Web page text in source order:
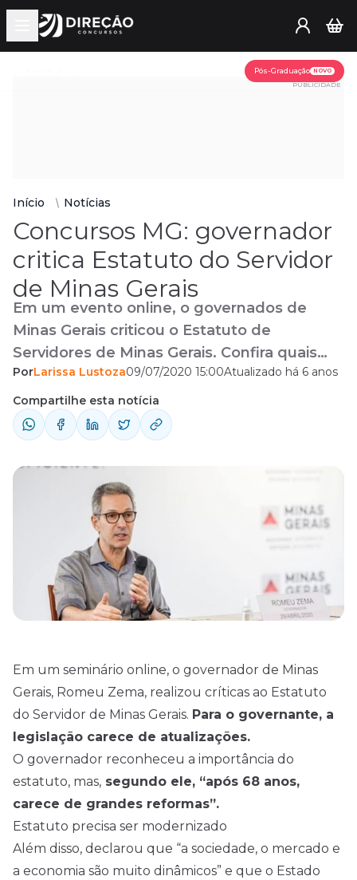
Open main menu
Pós-Graduação NOVO
PUBLICIDADE
Início Notícias
Concursos MG: governador
critica Estatuto do Servidor
de Minas Gerais
Em um evento online, o governados de
Minas Gerais criticou o Estatuto de
Servidores de Minas Gerais. Confira quais
concursos MG são esperados.
PorLarissa Lustoza09/07/2020 15:00Atualizado há 6 anos
Compartilhe esta notícia
Em um seminário online, o governador de Minas
Gerais, Romeu Zema, realizou críticas ao Estatuto
do Servidor de Minas Gerais. Para o governante, a
legislação carece de atualizações.
O governador reconheceu a importância do
estatuto, mas, segundo ele, “após 68 anos,
carece de grandes reformas”.
Estatuto precisa ser modernizado
Além disso, declarou que “a sociedade, o mercado e
a economia são muito dinâmicos” e que o Estado